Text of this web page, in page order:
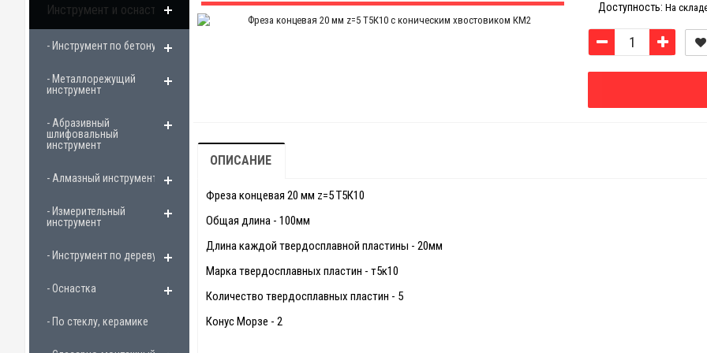
Инструмент и оснастка
- Инструмент по бетону
- Металлорежущий
инструмент
- Абразивный
шлифовальный
инструмент
- Алмазный инструмент
- Измерительный
инструмент
- Инструмент по дереву
- Оснастка
- По стеклу, керамике
Доступность: На
ОПИСАНИЕ
Фреза концевая 20 мм z=5 Т5К10
Общая длина - 100мм
Длина каждой твердосплавной пластины - 20мм
Марка твердосплавных пластин - т5к10
Количество твердосплавных пластин - 5
Конус Морзе - 2